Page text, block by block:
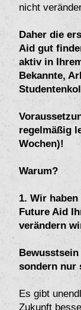
nicht
Daher die
Aid gut
aktiv in
Bekannte,
regelmäßig
Wochen)!
Warum?
1. Wir
Future Aid
verändern
sondern nur
Es gibt
Zukunft